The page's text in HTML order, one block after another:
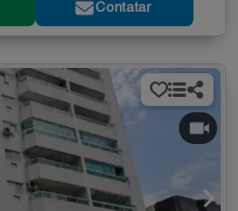
Contatar